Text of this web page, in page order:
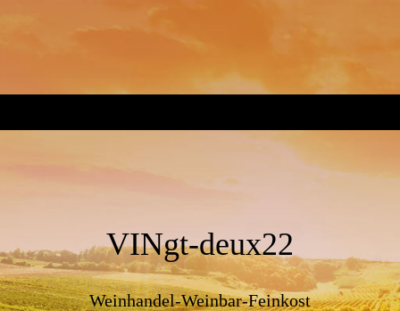
VINgt-deux22
Weinhandel-Weinbar-Feinkost